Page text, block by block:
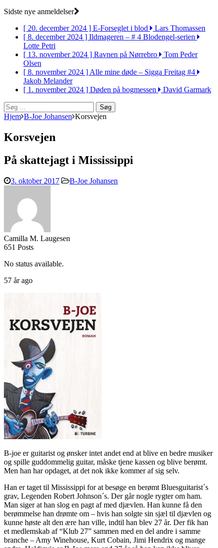
Sidste nye anmeldelser
[ 20. december 2024 ] E-Forseglet i blod
Lars Thomassen
[ 8. december 2024 ] Ildmageren – # 4 Blodengel-serien
Lotte Petri
[ 13. november 2024 ] Ravnen på Nørrebro
Tom Peder
Olsen
[ 8. november 2024 ]Alle mine døde – Sigga Freitag #4
Jakob Melander
[ 1. november 2024 ] Døden på bogmessen
David Garmark
Søg
efter:
Hjem B-Joe Johansen Korsvejen
Korsvejen
På skattejagt i Mississippi
3. oktober 2017 B-Joe Johansen
Camilla M. Laugesen
651 Posts
No status available.
57 år ago
B-joe er guitarist og ønsker intet andet end at blive en bedre musiker
og spille guddommelig guitar, måske tjene kassen og blive berømt.
Men han har opdaget, at det nok ikke kommer af sig selv.
Han er taget til Mississippi for at besøge en berømt Bluesguitarist´s
grav, Legenden Robert Johnson´s. Der går nogle rygter om ham.
Man siger at han slog en pagt af med djævlen. Han kunne få den
berømmelse han drømte om – hvis han solgte sin sjæl til djævlen og
kunne høste alt den ære han ville, indtil han blev 27 år. Der fik han
et medlemskab af “Klub 27” sammen med en del andre i samme
branche – Amy Winehouse, Kurt Cobain, Jimi Hendrix og mange